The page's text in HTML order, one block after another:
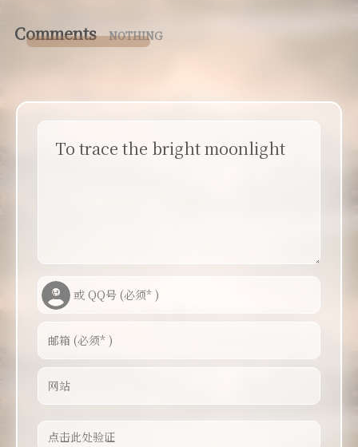
Comments NOTHING
To trace the bright moonlight